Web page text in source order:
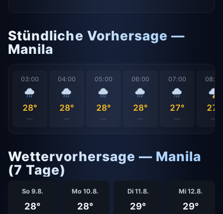
Stündliche Vorhersage —
Manila
03:00
28°
—
04:00
28°
—
05:00
28°
—
06:00
28°
—
07:00
27°
—
08:00
27°
—
Wettervorhersage — Manila
(7 Tage)
So 9.8.
28°
Mo 10.8.
28°
Di 11.8.
29°
Mi 12.8.
29°